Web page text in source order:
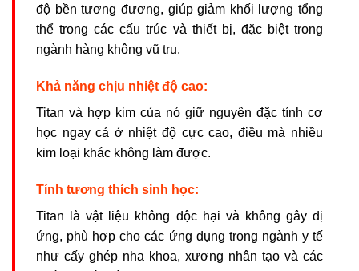
độ bền tương đương, giúp giảm khối lượng tổng
thể trong các cấu trúc và thiết bị, đặc biệt trong
ngành hàng không vũ trụ.
Khả năng chịu nhiệt độ cao:
Titan và hợp kim của nó giữ nguyên đặc tính cơ
học ngay cả ở nhiệt độ cực cao, điều mà nhiều
kim loại khác không làm được.
Tính tương thích sinh học:
Titan là vật liệu không độc hại và không gây dị
ứng, phù hợp cho các ứng dụng trong ngành y tế
như cấy ghép nha khoa, xương nhân tạo và các